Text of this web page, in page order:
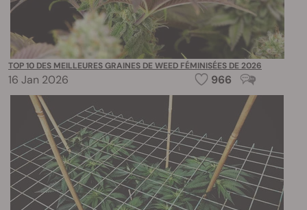
TOP 10 DES MEILLEURES GRAINES DE WEED FÉMINISÉES DE 2026
16 Jan 2026 966